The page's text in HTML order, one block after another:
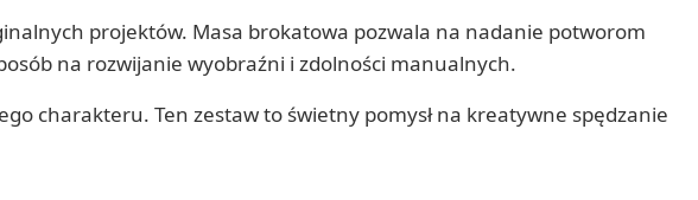
projektów. Masa brokatowa pozwala na nadanie potworom
na rozwijanie wyobraźni i zdolności manualnych.
charakteru. Ten zestaw to świetny pomysł na kreatywne spędzanie